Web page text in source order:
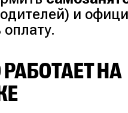
) и
НА